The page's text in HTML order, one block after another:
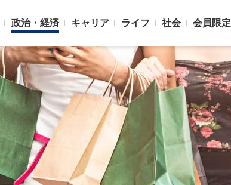
政治・経済 キャリア ライフ 社会 会員限定